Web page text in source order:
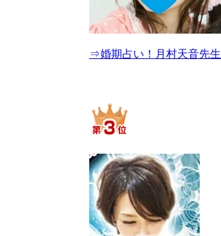
⇒婚期占い！月村天音先生